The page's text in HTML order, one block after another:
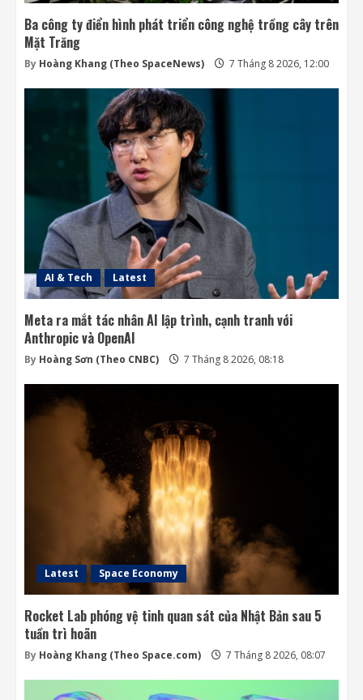
Ba công ty điển hình phát triển công nghệ trồng cây trên
Mặt Trăng
By Hoàng Khang (Theo SpaceNews) 7 Tháng 8 2026, 12:00
AI & Tech Latest
Meta ra mắt tác nhân AI lập trình, cạnh tranh với
Anthropic và OpenAI
By Hoàng Sơn (Theo CNBC) 7 Tháng 8 2026, 08:18
Latest Space Economy
Rocket Lab phóng vệ tinh quan sát của Nhật Bản sau 5
tuần trì hoãn
By Hoàng Khang (Theo Space.com) 7 Tháng 8 2026, 08:07